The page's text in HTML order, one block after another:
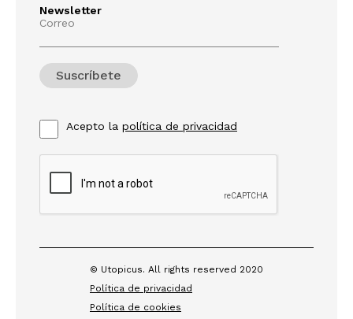
Newsletter
Correo
Acepto la política de privacidad
© Utopicus. All rights reserved 2020
Política de privacidad
Política de cookies